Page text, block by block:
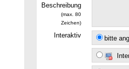
Beschreibung
(max. 80
Zeichen)
Interaktiv bitte